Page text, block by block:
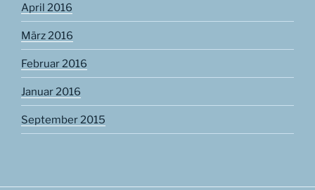
April 2016
März 2016
Februar 2016
Januar 2016
September 2015